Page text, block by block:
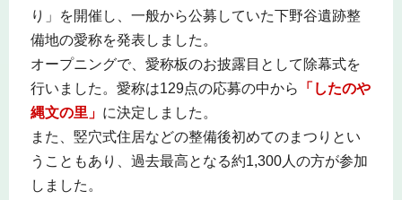
り」を開催し、一般から公募していた下野谷遺跡整
備地の愛称を発表しました。
オープニングで、愛称板のお披露目として除幕式を
行いました。愛称は129点の応募の中から 「したのや
縄文の里」 に決定しました。
また、竪穴式住居などの整備後初めてのまつりとい
うこともあり、過去最高となる約1,300人の方が参加
しました。